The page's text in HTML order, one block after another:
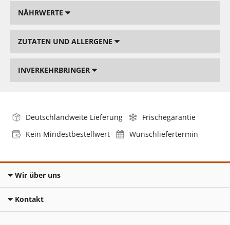
NÄHRWERTE
ZUTATEN UND ALLERGENE
INVERKEHRBRINGER
Deutschlandweite Lieferung
Frischegarantie
Kein Mindestbestellwert
Wunschliefertermin
Wir über uns
Kontakt